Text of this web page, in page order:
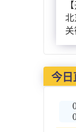
北
今日